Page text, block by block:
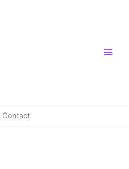
Contact